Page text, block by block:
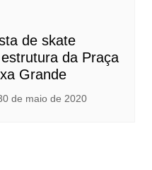
de skate
da Praça
Grande
de maio de 2020